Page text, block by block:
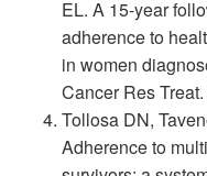
EL. A 15-year
adherence to
in women
Cancer Res
Tollosa DN,
Adherence to